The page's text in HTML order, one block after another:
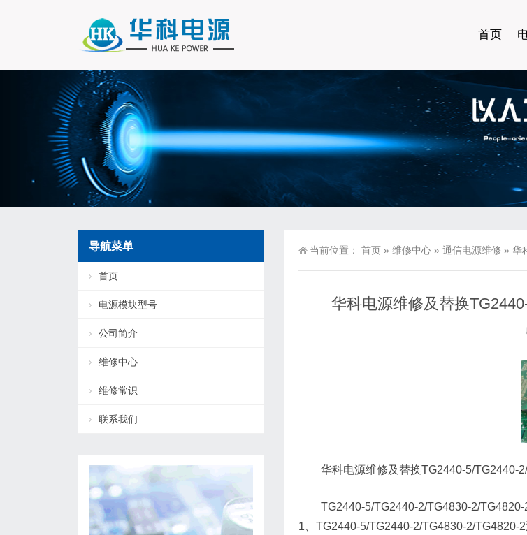
首页
当前位置： 首页 » 维修中心 » 通信电源维修 » 华
华科电源维修及替换
华科电源维修及替换TG2440-5/TG2440-
TG2440-5/TG2440-2/TG4830-2/TG4820-
1、TG2440-5/TG2440-2/TG4830-2/TG4820-
导航菜单
首页
电源模块型号
公司简介
维修中心
维修常识
联系我们